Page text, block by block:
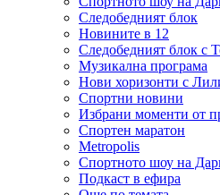
Следобедният блок
Новините в 12
Следобедният блок с
Музикална програма
Нови хоризонти с
Спортни новини
Избрани моменти от
Спортен маратон
Metropolis
Спортното шоу на
Подкаст в ефира